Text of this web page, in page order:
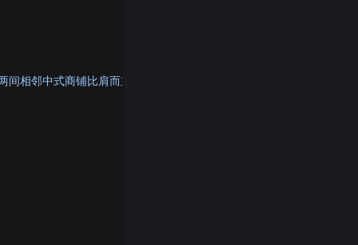
间相邻中式商铺比肩而立，檐下悬挂印有剪纸马的暖光灯笼，在阴